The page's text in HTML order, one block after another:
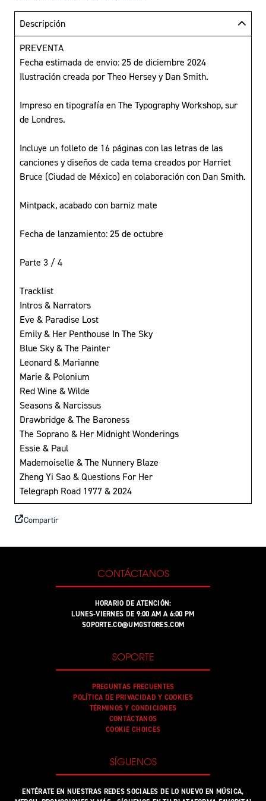
Descripción
PREVENTA
Fecha estimada de envio: 25 de diciembre 2024
Ilustración creada por Theo Hersey y Dan Smith.
Impreso en tipografía en The Typography Workshop, sur
de Londres.
Incluye un folleto de 16 páginas con las letras de las
canciones y diseños de cada tema creados por Harriet
Bruce (Ciudad de México) en colaboración con Dan Smith.
Mintpack, acabado con barniz mate
Fecha de lanzamiento: 25 de octubre
Parte 3 / 4
Tracklist
Intros & Narrators
Eve & Paradise Lost
Emily & Her Penthouse In The Sky
Blue Sky & The Painter
Leonard & Marianne
Marie & Polonium
Red Wine & Wilde
Seasons & Narcissus
Drawbridge & The Baroness
The Soprano & Her Midnight Wonderings
Essie & Paul
Mademoiselle & The Nunnery Blaze
Zheng Yi Sao & Questions For Her
Telegraph Road 1977 & 2024
Compartir
CONTÁCTANOS
HORARIO DE ATENCIÓN:
LUNES-VIERNES DE 9:00 AM A 6:00 PM
SOPORTE.CO@UMGSTORES.COM
SOPORTE
PREGUNTAS FRECUENTES
POLÍTICA DE PRIVACIDAD Y COOKIES
TÉRMINOS Y CONDICIONES
CONTÁCTANOS
COOKIE CHOICES
SÍGUENOS
ENTÉRATE EN NUESTRAS REDES SOCIALES DE LO NUEVO EN MÚSICA,